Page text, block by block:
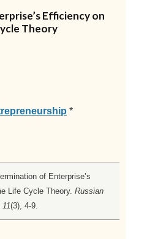
Efficiency on
Theory
*
of Enterprise’s
Life Cycle Theory. Russian
(3), 4-9.